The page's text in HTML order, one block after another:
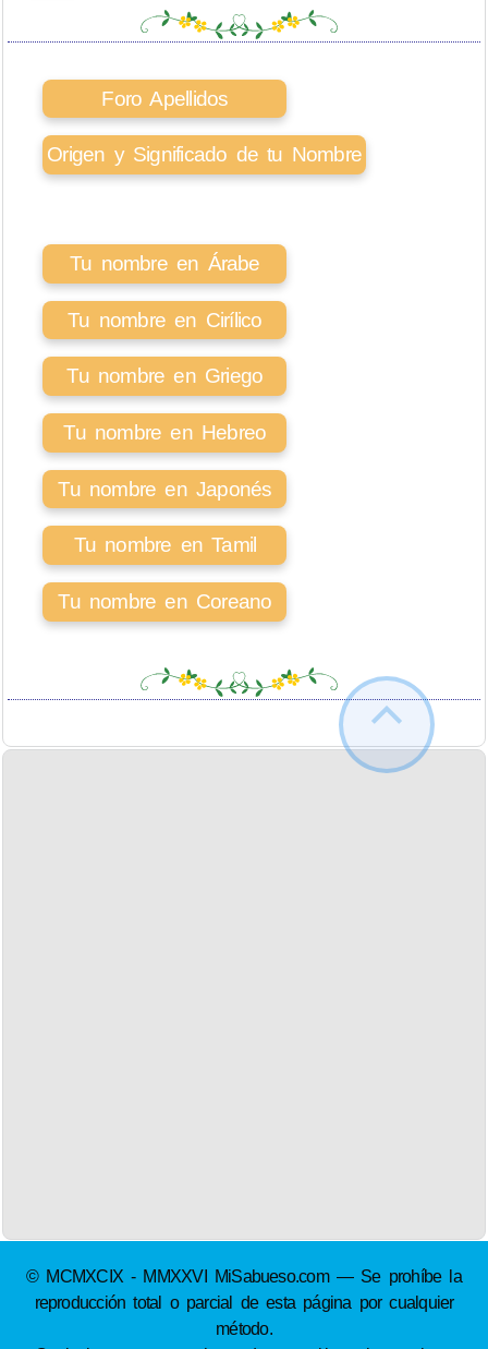
Foro Apellidos
Origen y Significado de tu Nombre
Tu nombre en Árabe
Tu nombre en Cirílico
Tu nombre en Griego
Tu nombre en Hebreo
Tu nombre en Japonés
Tu nombre en Tamil
Tu nombre en Coreano
© MCMXCIX - MMXXVI MiSabueso.com — Se prohíbe la
reproducción total o parcial de esta página por cualquier
método.